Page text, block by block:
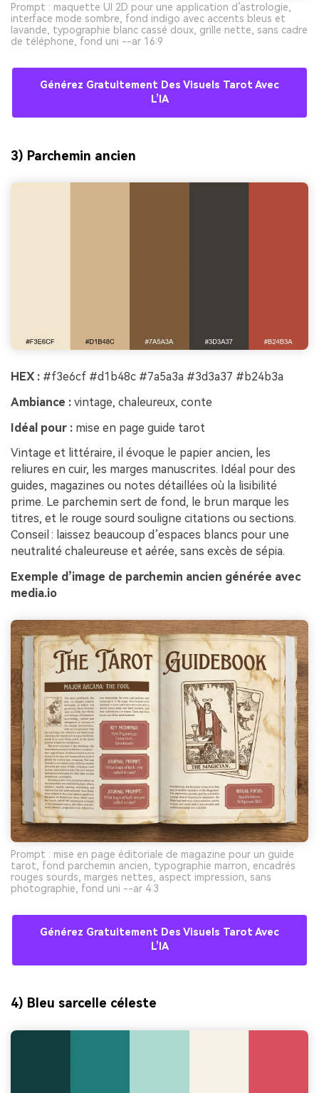
Prompt : maquette UI 2D pour une application d’astrologie,
interface mode sombre, fond indigo avec accents bleus et
lavande, typographie blanc cassé doux, grille nette, sans cadre
de téléphone, fond uni --ar 16:9
Générez Gratuitement Des Visuels Tarot Avec
L’IA
3) Parchemin ancien
HEX : #f3e6cf #d1b48c #7a5a3a #3d3a37 #b24b3a
Ambiance : vintage, chaleureux, conte
Idéal pour : mise en page guide tarot
Vintage et littéraire, il évoque le papier ancien, les
reliures en cuir, les marges manuscrites. Idéal pour des
guides, magazines ou notes détaillées où la lisibilité
prime. Le parchemin sert de fond, le brun marque les
titres, et le rouge sourd souligne citations ou sections.
Conseil : laissez beaucoup d’espaces blancs pour une
neutralité chaleureuse et aérée, sans excès de sépia.
Exemple d’image de parchemin ancien générée avec
media.io
Prompt : mise en page éditoriale de magazine pour un guide
tarot, fond parchemin ancien, typographie marron, encadrés
rouges sourds, marges nettes, aspect impression, sans
photographie, fond uni --ar 4:3
Générez Gratuitement Des Visuels Tarot Avec
L’IA
4) Bleu sarcelle céleste